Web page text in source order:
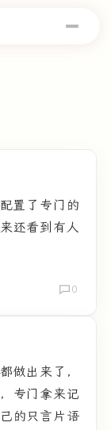
置了专门的
还看到有人
0
做出来了，
专门拿来记
的只言片语